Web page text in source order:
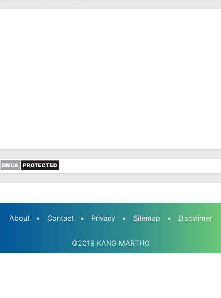
About • Contact • Privacy • Sitemap • Disclaimer
©2019 KANG MARTHO